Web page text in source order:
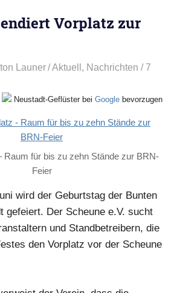
Vorplatz zur
Launer Aktuell , Nachrichten / 7
Neustadt-Geflüster bei Google bevorzugen
Raum für bis zu zehn Stände zur BRN-
Feier
wird der Geburtstag der Bunten
gefeiert. Der Scheune e.V. sucht
und Standbetreibern, die
den Vorplatz vor der Scheune